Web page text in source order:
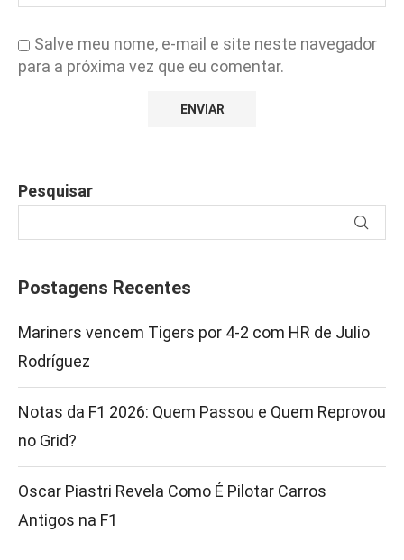
Salve meu nome, e-mail e site neste navegador
para a próxima vez que eu comentar.
Pesquisar
Postagens Recentes
Mariners vencem Tigers por 4-2 com HR de Julio
Rodríguez
Notas da F1 2026: Quem Passou e Quem Reprovou
no Grid?
Oscar Piastri Revela Como É Pilotar Carros
Antigos na F1